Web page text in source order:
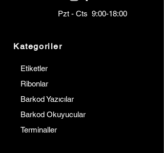
Pzt - Cts 9:00-18:00
Kategoriler
Etiketler
Ribonlar
Barkod Yazıcılar
Barkod Okuyucular
Terminaller